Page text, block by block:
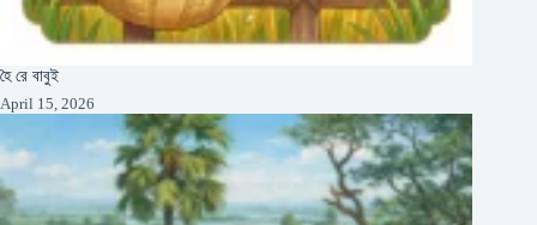
হৈ রে বাবুই
April 15, 2026